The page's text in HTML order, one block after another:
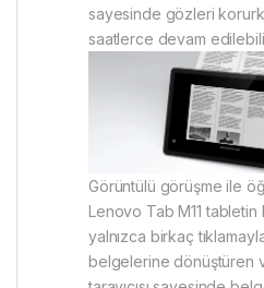
sayesinde gözleri
saatlerce devam
Görüntülü görüşme ile
Lenovo Tab M11 tabletin
yalnızca birkaç
belgelerine dönüştüren